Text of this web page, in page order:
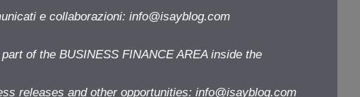
e collaborazioni: info@isayblog.com
of the BUSINESS FINANCE AREA inside the
releases and other opportunities: info@isayblog.com